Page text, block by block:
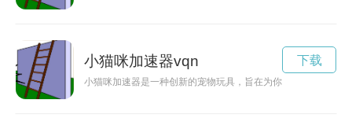
小猫咪加速器vqn
小猫咪加速器是一种创新的宠物玩具，旨在为你的小猫咪提供
下载